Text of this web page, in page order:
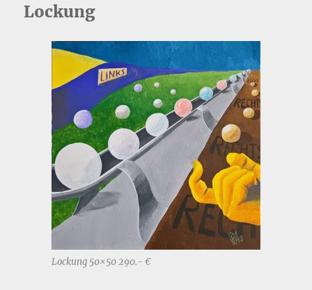
Lockung
Lockung 50×50 290.- €